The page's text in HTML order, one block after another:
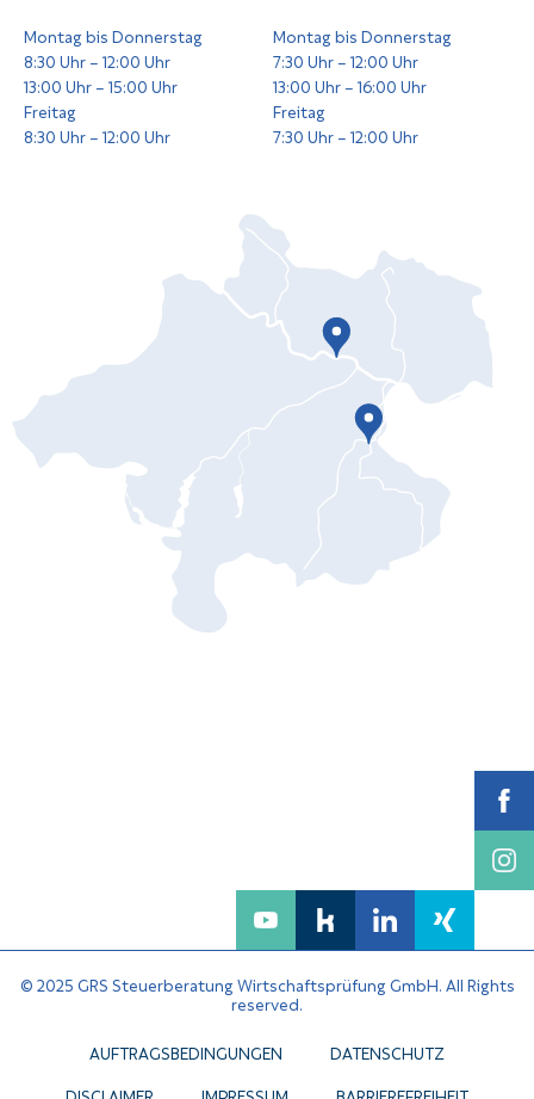
Montag bis Donnerstag
8:30 Uhr – 12:00 Uhr
13:00 Uhr – 15:00 Uhr
Freitag
8:30 Uhr – 12:00 Uhr
Montag bis Donnerstag
7:30 Uhr – 12:00 Uhr
13:00 Uhr – 16:00 Uhr
Freitag
7:30 Uhr – 12:00 Uhr
© 2025 GRS Steuerberatung Wirtschaftsprüfung GmbH. All Rights
reserved.
AUFTRAGSBEDINGUNGEN
DATENSCHUTZ